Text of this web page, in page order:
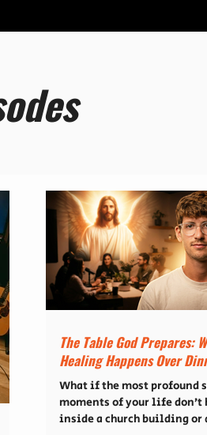
The Table God Prepares:
Healing Happens Over
What if the most profound
moments of your life don’t
inside a church building or